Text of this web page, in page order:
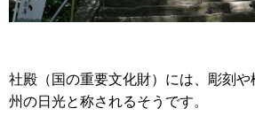
社殿（国の重要文化財）には、彫刻
州の日光と称されるそうです。